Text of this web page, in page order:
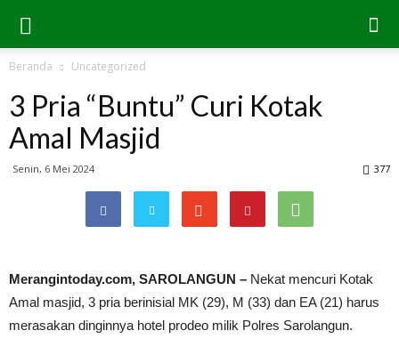
Beranda Uncategorized
3 Pria “Buntu” Curi Kotak
Amal Masjid
Senin, 6 Mei 2024 377
Merangintoday.com, SAROLANGUN – Nekat mencuri Kotak
Amal masjid, 3 pria berinisial MK (29), M (33) dan EA (21) harus
merasakan dinginnya hotel prodeo milik Polres Sarolangun.